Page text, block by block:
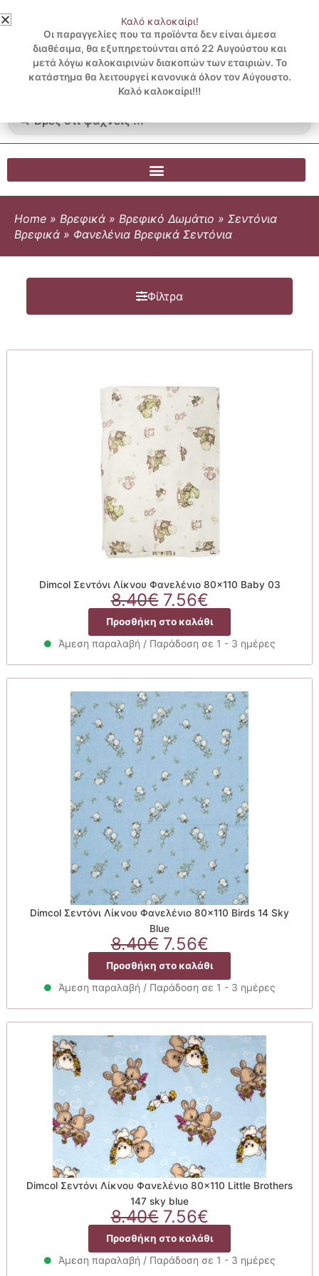
στο
περιεχόμενο
3 ΔΟΣΕΙΣ ΧΩΡΙΣ ΠΙΣΤΩΤΙΚΗ ΜΕ KLARNA
...
Λογαριασμός
Blog
0.00€
0
Cart
Home » Βρεφικά » Βρεφικό Δωμάτιο » Σεντόνια
Βρεφικά » Φανελένια Βρεφικά Σεντόνια
Φίλτρα
Dimcol Σεντόνι Λίκνου Φανελένιο 80×110 Baby 03
8.40€ Original
price
was:
8.40€.
7.56€Η
τρέχουσα
τιμή
είναι:
7.56€.
Προσθήκη στο καλάθι
Άμεση παραλαβή / Παράδοση σε 1 - 3 ημέρες
Dimcol Σεντόνι Λίκνου Φανελένιο 80×110 Birds 14 Sky
Blue
8.40€ Original
price
was:
8.40€.
7.56€Η
τρέχουσα
τιμή
είναι:
7.56€.
Προσθήκη στο καλάθι
Άμεση παραλαβή / Παράδοση σε 1 - 3 ημέρες
Dimcol Σεντόνι Λίκνου Φανελένιο 80×110 Little Brothers
147 sky blue
8.40€ Original
price
was:
8.40€.
7.56€Η
τρέχουσα
τιμή
είναι:
Προσθήκη στο καλάθι
Άμεση παραλαβή / Παράδοση σε 1 - 3 ημέρες
Καλό καλοκαίρι!
Οι παραγγελίες που τα προϊόντα δεν είναι άμεσα
διαθέσιμα, θα εξυπηρετούνται από 22 Αυγούστου και
μετά λόγω καλοκαιρινών διακοπών των εταιριών. Το
κατάστημα θα λειτουργεί κανονικά όλον τον Αύγουστο.
Καλό καλοκαίρι!!!